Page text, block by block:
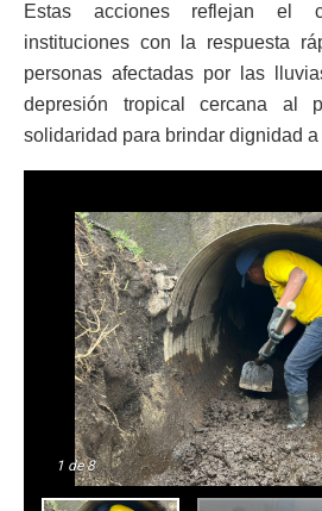
Estas acciones reflejan el
instituciones con la respuesta
personas afectadas por las
depresión tropical cercana al
solidaridad para brindar dignidad a
1 de 8